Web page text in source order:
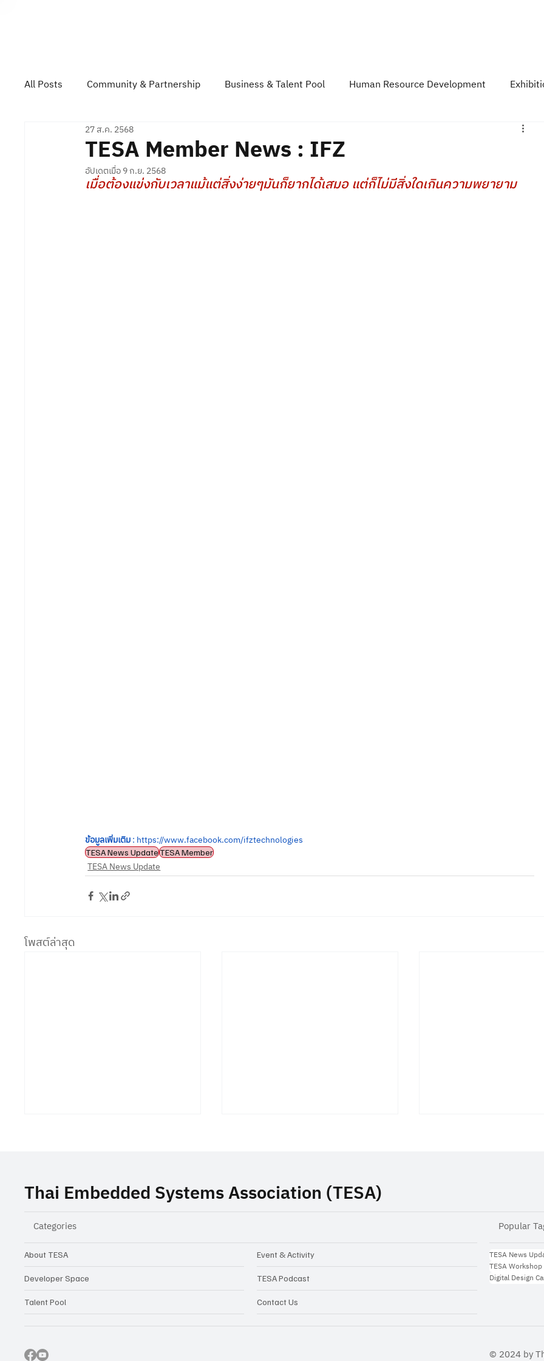
All Posts Community & Partnership Business & Talent Pool Human Resource Development
Technology & Product Showcase
TESA Member News : IFZ
27 ส.ค. 2568
อัปเดตเมื่อ9 ก.ย. 2568
เมื่อต้องแข่งกับเวลาแม้แต่สิ่งง่ายๆมันก็ยากได้เสมอ แต่ก็ไม่มีสิ่งใดเกินความพยายาม
ข้อมูลเพิ่มเติม : https://www.facebook.com/ifztechnologies
TESA News UpdateTESA Member
TESA News Update
โพสต์ล่าสุด
TESA ร่วมสนับสนุนงานสัมมนา
Building the Future of
Automotive Software
AUTOSAR, IVI และ
ความท้าทายในการทำ Startup
ในเมืองไทย จากไอเดีย...สู่ธุรกิจ
TESA ร่วมลงนามบันทึก
เข้าใจ (MOU) กับ Arrow
Electronics และ TIoT
Thai Embedded Systems Association (TESA)
Categories
About TESA
Developer Space
Talent Pool
Event & Activity
TESA Podcast
Contact Us
Popular
TESA News
TESA Workshop
Digital Design
© 2024 by